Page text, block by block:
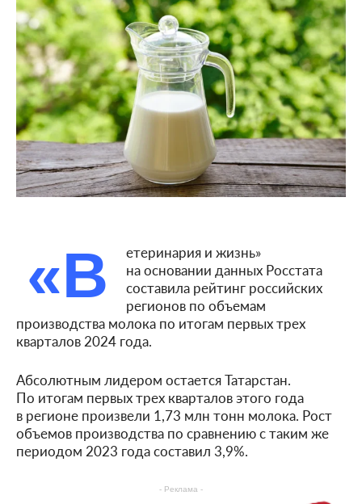
«В
етеринария и жизнь»
на основании данных Росстата
составила рейтинг российских
регионов по объемам
производства молока по итогам первых трех
кварталов 2024 года.
Абсолютным лидером остается Татарстан.
По итогам первых трех кварталов этого года
в регионе произвели 1,73 млн тонн молока. Рост
объемов производства по сравнению с таким же
периодом 2023 года составил 3,9%.
- Реклама -